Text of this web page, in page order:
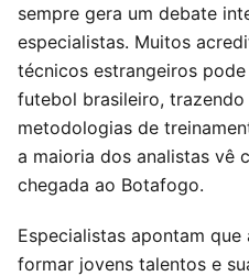
sempre gera um debate
especialistas. Muitos
técnicos estrangeiros
futebol brasileiro, trazendo
metodologias de
a maioria dos analistas vê
chegada ao Botafogo.
Especialistas apontam
formar jovens talentos e